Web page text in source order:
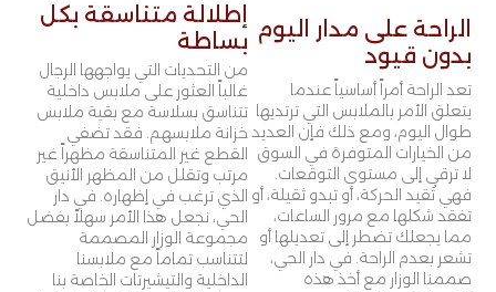
الراحة على مدار اليوم
بدون قيود
تعد الراحة أمراً أساسياً عندما
يتعلق الأمر بالملابس التي ترتديها
طوال اليوم، ومع ذلك فإن العديد
من الخيارات المتوفرة في السوق
لا ترقى إلى مستوى التوقعات.
فهي تُقيد الحركة، أو تبدو ثقيلة، أو
تفقد شكلها مع مرور الساعات،
مما يجعلك تضطر إلى تعديلها أو
تشعر بعدم الراحة. في دار الحي،
صممنا الوزار مع أخذ هذه
إطلالة متناسقة بكل
بساطة
من التحديات التي يواجهها الرجال
غالباً العثور على ملابس داخلية
تتناسق بسلاسة مع بقية ملابس
خزانة ملابسهم. فقد تضفي
القطع غير المتناسقة مظهراً غير
مرتب وتقلل من المظهر الأنيق
الذي ترغب في إظهاره. في دار
الحي، نجعل هذا الأمر سهلاً بفضل
مجموعة الوزار المصممة
لتتناسب تماماً مع ملابسنا
الداخلية والتيشيرتات الخاصة بنا